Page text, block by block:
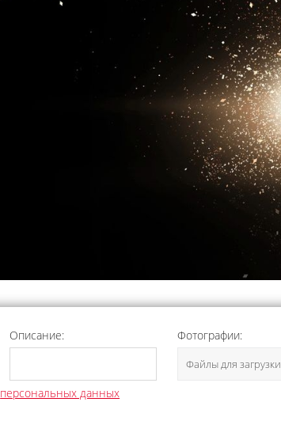
Описание: Фотографии:
Файлы для загрузки
персональных данных